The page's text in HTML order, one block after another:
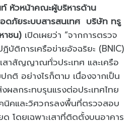
หัวหน้าคณะผู้บริหารด้าน
อดภัยระบบสารสนเทศ บริษัท ทรู
าชน) เปิดเผยว่า “จากการตรวจ
บัติการเครือข่ายอัจฉริยะ (BNIC)
สาสัญญาณทั่วประเทศ และเครือ
กติ อย่างไรก็ตาม เนื่องจากเป็น
ผลกระทบรุนแรงต่อประเทศไทย
นิคและวิศวกรลงพื้นที่ตรวจสอบ
โดยเฉพาะเสาที่ติดตั้งบนอาคาร